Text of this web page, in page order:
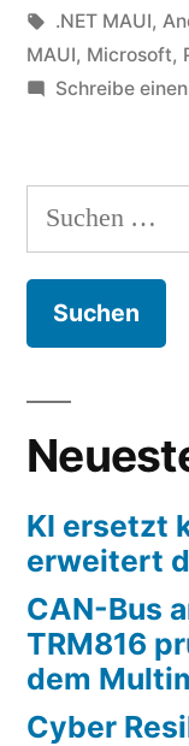
in
Schlagwörter:
.NET MAUI,
MAUI, Microsoft,
Schreibe
Suchen
nach:
KI ersetzt
erweitert
CAN-Bus
TRM816
dem
Cyber